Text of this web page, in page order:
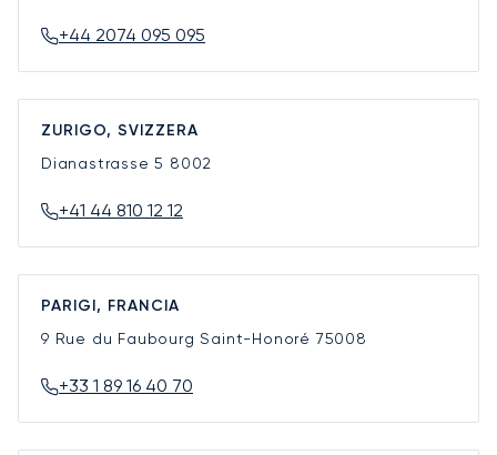
+44 2074 095 095
ZURIGO, SVIZZERA
Dianastrasse 5 8002
+41 44 810 12 12
PARIGI, FRANCIA
9 Rue du Faubourg Saint-Honoré 75008
+33 1 89 16 40 70